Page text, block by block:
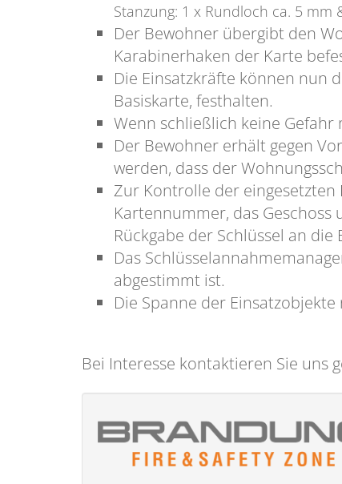
Stanzung: 1 x Rundloch ca. 5 mm
Der Bewohner übergibt den
Karabinerhaken der Karte
Die Einsatzkräfte können nun
Basiskarte, festhalten.
Wenn schließlich keine
Der Bewohner erhält gegen
werden, dass der
Zur Kontrolle der
Kartennummer, das
Rückgabe der Schlüssel an
Das
abgestimmt ist.
Die Spanne der
Bei Interesse kontaktieren Sie uns